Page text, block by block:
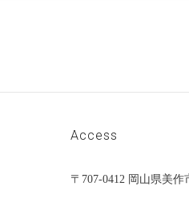
Access
〒707-0412 岡山県美